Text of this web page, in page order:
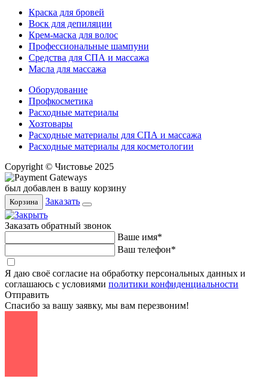
Краска для бровей
Воск для депиляции
Крем-маска для волос
Профессиональные шампуни
Средства для СПА и массажа
Масла для массажа
Оборудование
Профкосметика
Расходные материалы
Хозтовары
Расходные материалы для СПА и массажа
Расходные материалы для косметологии
Copyright © Чистовье 2025
был добавлен в вашу корзину
Корзина Заказать
Заказать обратный звонок
Ваше имя*
Ваш телефон*
Я даю своё согласие на обработку персональных данных и
соглашаюсь с условиями политики конфиденциальности
Отправить
Спасибо за вашу заявку, мы вам перезвоним!